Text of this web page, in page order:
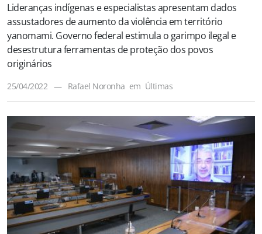
Lideranças indígenas e especialistas apresentam dados
assustadores de aumento da violência em território
yanomami. Governo federal estimula o garimpo ilegal e
desestrutura ferramentas de proteção dos povos
originários
25/04/2022 — Rafael Noronha em Últimas